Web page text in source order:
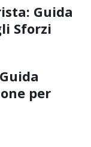
Guida
Sforzi
per